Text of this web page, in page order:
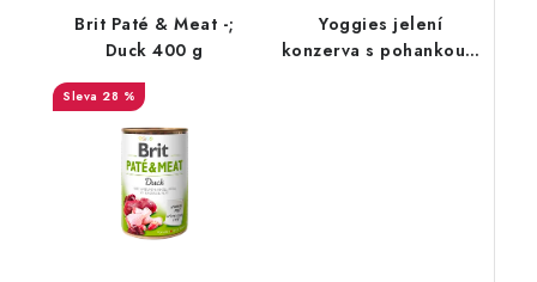
Brit Paté & Meat -;
Duck 400 g
28 %
Yoggies jelení
konzerva s pohankou a